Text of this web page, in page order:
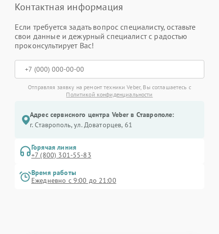
Контактная информация
Если требуется задать вопрос специалисту, оставьте
свои данные и дежурный специалист с радостью
проконсультирует Вас!
Отправляя заявку на ремонт техники Veber, Вы соглашаетесь с
Политикой конфиденциальности
Адрес сервисного центра Veber в Ставрополе:
г. Ставрополь, ул. Доваторцев, 61
Горячая линия
+7 (800) 301-55-83
Время работы
Ежедневно с 9:00 до 21:00